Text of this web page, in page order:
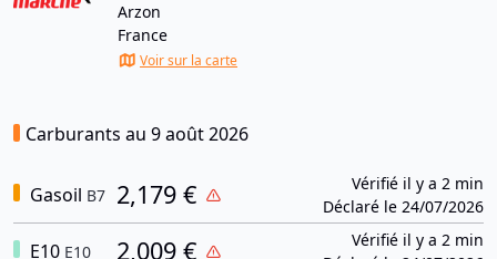
Arzon
France
Voir sur la carte
Carburants au 9 août 2026
Gasoil B7 2,179 €
Vérifié il y a 2 min
Déclaré le 24/07/2026
E10 E10 2,009 €
Vérifié il y a 2 min